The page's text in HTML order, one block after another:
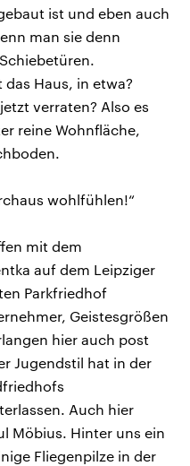
ist und eben auch
man sie denn
Haus, in etwa?
verraten? Also es
reine Wohnfläche,
wohlfühlen!“
mit dem
auf dem Leipziger
Parkfriedhof
Geistesgrößen
hier auch post
Jugendstil hat in der
Auch hier
Möbius. Hinter uns ein
Fliegenpilze in der